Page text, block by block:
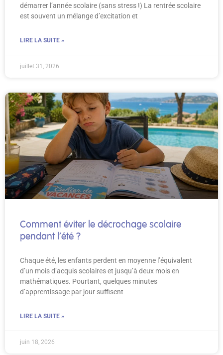
démarrer l’année scolaire (sans stress !) La rentrée scolaire
est souvent un mélange d’excitation et
LIRE LA SUITE »
juillet 31, 2026
Comment éviter le décrochage scolaire
pendant l’été ?
Chaque été, les enfants perdent en moyenne l’équivalent
d’un mois d’acquis scolaires et jusqu’à deux mois en
mathématiques. Pourtant, quelques minutes
d’apprentissage par jour suffisent
LIRE LA SUITE »
juin 18, 2026